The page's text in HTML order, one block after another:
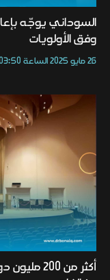
السوداني يوجّه
وفق الأولويات
26 مايو 2025 الساعة 03:50 مساءً
أكثر من